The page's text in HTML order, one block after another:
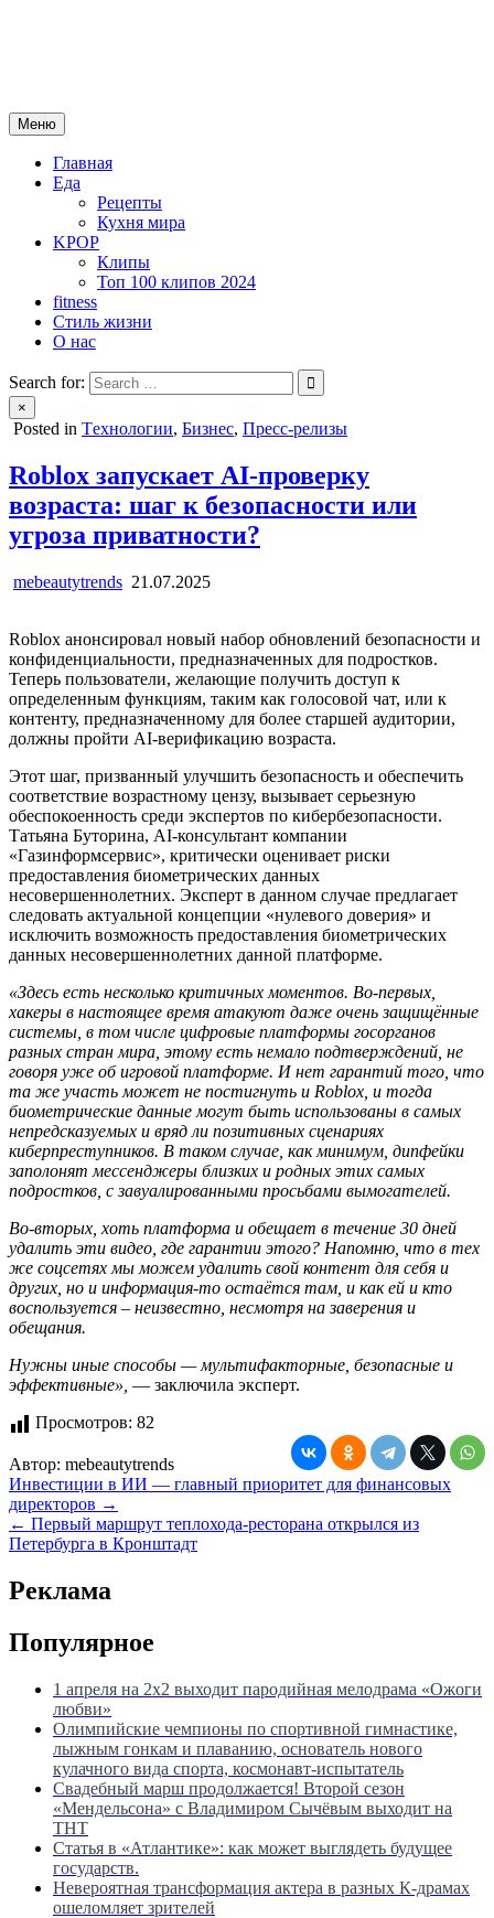
Меню
Главная
Еда
Рецепты
Кухня мира
KPOP
Клипы
Топ 100 клипов 2024
fitness
Стиль жизни
О нас
Search for:
×
Posted in Tехнологии, Бизнес, Пресс-релизы
Roblox запускает AI-проверку
возраста: шаг к безопасности или
угроза приватности?
mebeautytrends 21.07.2025
Roblox анонсировал новый набор обновлений безопасности и
конфиденциальности, предназначенных для подростков.
Теперь пользователи, желающие получить доступ к
определенным функциям, таким как голосовой чат, или к
контенту, предназначенному для более старшей аудитории,
должны пройти AI-верификацию возраста.
Этот шаг, призванный улучшить безопасность и обеспечить
соответствие возрастному цензу, вызывает серьезную
обеспокоенность среди экспертов по кибербезопасности.
Татьяна Буторина, AI-консультант компании
«Газинформсервис», критически оценивает риски
предоставления биометрических данных
несовершеннолетних. Эксперт в данном случае предлагает
следовать актуальной концепции «нулевого доверия» и
исключить возможность предоставления биометрических
данных несовершеннолетних данной платформе.
«Здесь есть несколько критичных моментов. Во-первых,
хакеры в настоящее время атакуют даже очень защищённые
системы, в том числе цифровые платформы госорганов
разных стран мира, этому есть немало подтверждений, не
говоря уже об игровой платформе. И нет гарантий того, что
та же участь может не постигнуть и Roblox, и тогда
биометрические данные могут быть использованы в самых
непредсказуемых и вряд ли позитивных сценариях
киберпреступников. В таком случае, как минимум, дипфейки
заполонят мессенджеры близких и родных этих самых
подростков, с завуалированными просьбами вымогателей.
Во-вторых, хоть платформа и обещает в течение 30 дней
удалить эти видео, где гарантии этого? Напомню, что в тех
же соцсетях мы можем удалить свой контент для себя и
других, но и информация-то остаётся там, и как ей и кто
воспользуется – неизвестно, несмотря на заверения и
обещания.
Нужны иные способы — мультифакторные, безопасные и
эффективные», — заключила эксперт.
Просмотров: 82
Автор: mebeautytrends
Навигация
по
записям
Инвестиции в ИИ — главный приоритет для финансовых
директоров →
← Первый маршрут теплохода-ресторана открылся из
Петербурга в Кронштадт
Реклама
Популярное
1 апреля на 2х2 выходит пародийная мелодрама «Ожоги
любви»
Олимпийские чемпионы по спортивной гимнастике,
лыжным гонкам и плаванию, основатель нового
кулачного вида спорта, космонавт-испытатель
Свадебный марш продолжается! Второй сезон
«Мендельсона» с Владимиром Сычёвым выходит на
ТНТ
Статья в «Атлантике»: как может выглядеть будущее
государств.
Невероятная трансформация актера в разных К-драмах
ошеломляет зрителей